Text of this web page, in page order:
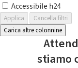
Accessibile h24
Applica
Cancella filtri
Carica altre colonnine
stiamo